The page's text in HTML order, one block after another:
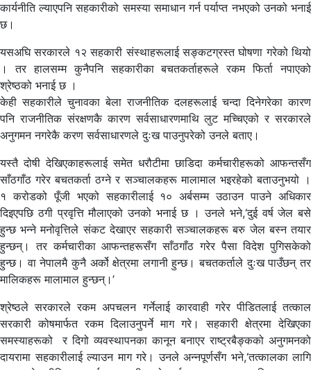
कार्यनीति ल्याएपनि सहकारीको समस्या समाधान गर्न पर्याप्त नभएको उनको भनाई
छ।
यसअघि सरकारले १२ सहकारी संस्थाहरूलाई सङ्कटग्रस्त घोषणा गरेको थियो
। तर हालसम्म कुनैपनि सहकारीका बचतकर्ताहरूले रकम फिर्ता नपाएको
श्रेष्ठको भनाई छ ।
केही सहकारीले चुनावका बेला राजनीतिक दलहरूलाई चन्दा दिनेगरेका कारण
पनि राजनीतिक संरक्षणकै कारण सर्वसाधारणमाथि लुट मच्चिएको र सरकारले
अनुगमन नगरेकै करण सर्वसाधारणले दुःख पाउनुपरेको उनले बताए।
यस्तै दोषी देखिएकाहरूलाई समेत धरौटीमा छाडिदा कर्मचारीहरूको आफन्तसँग
साँठगाँठ गरेर बचतकर्ता ठग्ने र सञ्चालकहरू मालामाल भइरहेको बताउनुभयो ।
१ करोडको पूँजी भएको सहकारीलाई १० अर्बसम्म उठाउन पाउने अधिकार
दिइएपछि ठगी प्रवृत्ति मौलाएको उनको भनाई छ । उनले भने,‘दुई वर्ष जेल बसे
हुन्छ भन्ने मनोवृत्तिले संकट देखाएर सहकारी सञ्चालकहरू बरु जेल बस्न तयार
हुन्छन्। तर कर्मचारीका आफन्तहरूसँग साँठगाँठ गरेर पैसा विदेश पुगिसकेको
हुन्छ। वा नेपालमै कुनै अर्को क्षेत्रमा लगानी हुन्छ। बचतकर्ताले दुःख पाउँछन् तर
मालिकहरू मालामाल हुन्छन्।’
श्रेष्ठले सरकारले रकम अपचलन गर्नेलाई कारवाही गरेर पीडितलाई तत्काल
सरकारी कोषमार्फत रकम दिलाउनुपर्ने माग गरे। सहकारी क्षेत्रमा देखिएका
समस्याहरूको र दिगो व्यवस्थापनका कानून बनाएर राष्ट्रबैङ्कको अनुगमनको
दायरामा सहकारीलाई ल्याउन माग गरे। उनले अन्नपूर्णसँग भने,‘तत्कालका लागि